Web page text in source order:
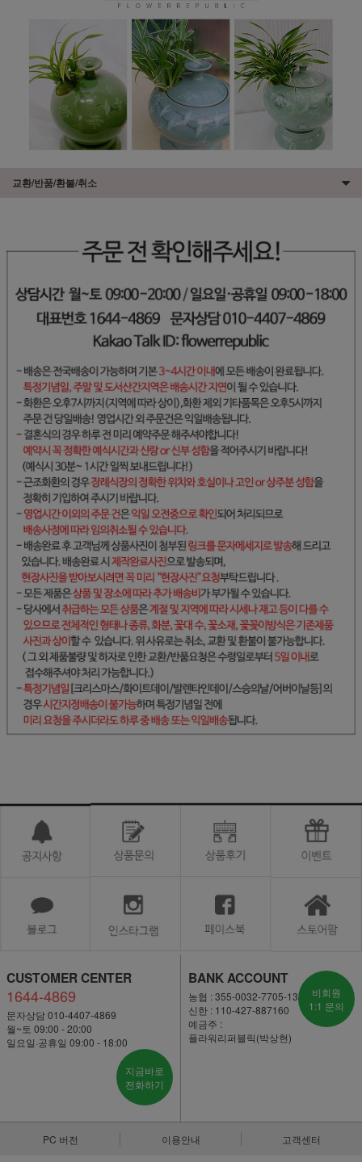
교환/반품/환불/취소
CUSTOMER CENTER
1644-4869
문자상담 010-4407-4869
월~토 09:00 - 20:00
일요일·공휴일 09:00 - 18:00
지금바로
전화하기
BANK ACCOUNT
농협 : 355-0032-7705-13
신한 : 110-427-887160
예금주 :
플라워리퍼블릭(박상현)
비회원
1:1 문의
PC 버전 이용안내 고객센터